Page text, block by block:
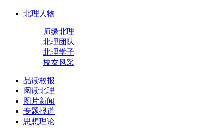
北理人物
师缘北理
北理团队
北理学子
校友风采
品读校报
阅读北理
图片新闻
专题报道
思想理论